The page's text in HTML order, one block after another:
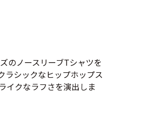
のノースリーブTシャツを
ラシックなヒップホップス
イクなラフさを演出しま